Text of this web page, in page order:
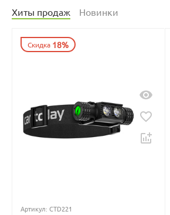
Хиты продаж Новинки
Скидка 18%
Артикул: CTD221